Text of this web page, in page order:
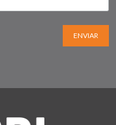
ENVIAR